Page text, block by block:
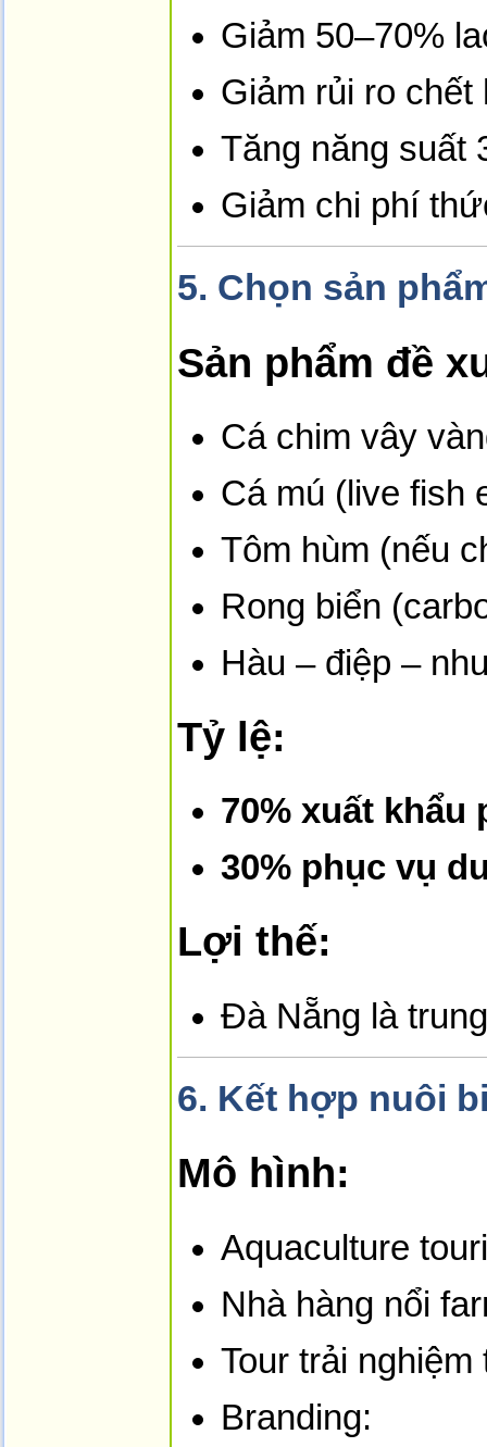
Giảm 50–70%
Giảm rủi ro chết
Tăng năng suất
Giảm chi phí
5. Chọn sản
Sản phẩm đề
Cá chim vây
Cá mú (live fish
Tôm hùm (nếu
Rong biển
Hàu – điệp –
Tỷ lệ:
70% xuất khẩu
30% phục vụ
Lợi thế:
Đà Nẵng là
6. Kết hợp nuôi
Mô hình:
Aquaculture
Nhà hàng nổi
Tour trải
Branding: